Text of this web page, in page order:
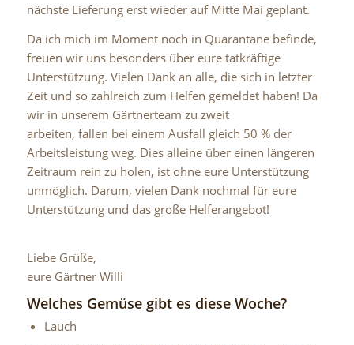
nächste Lieferung erst wieder auf Mitte Mai geplant.
Da ich mich im Moment noch in Quarantäne befinde,
freuen wir uns besonders über eure tatkräftige
Unterstützung. Vielen Dank an alle, die sich in letzter
Zeit und so zahlreich zum Helfen gemeldet haben! Da
wir in unserem Gärtnerteam zu zweit
arbeiten, fallen bei einem Ausfall gleich 50 % der
Arbeitsleistung weg. Dies alleine über einen längeren
Zeitraum rein zu holen, ist ohne eure Unterstützung
unmöglich. Darum, vielen Dank nochmal für eure
Unterstützung und das große Helferangebot!
Liebe Grüße,
eure Gärtner Willi
Welches Gemüse gibt es diese Woche?
Lauch